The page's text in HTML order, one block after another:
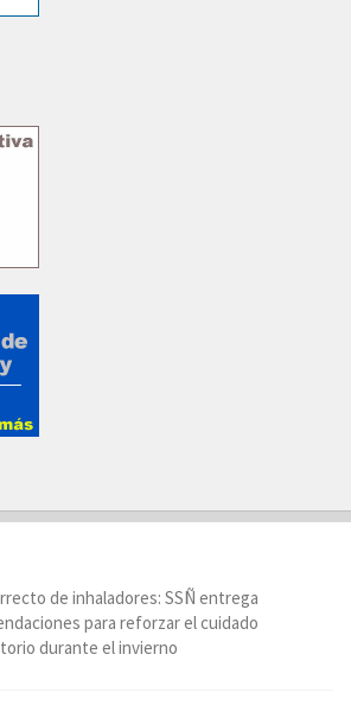
de inhaladores: SSÑ entrega
para reforzar el cuidado
durante el invierno